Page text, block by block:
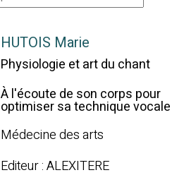
HUTOIS Marie
Physiologie et art du chant
À l'écoute de son corps pour
optimiser sa technique vocale
Médecine des arts
Editeur : ALEXITERE